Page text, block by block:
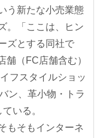
う新たな小売業態
。「ここは、ヒン
ズとする同社で
舗（FC店舗含む）
フスタイルショッ
ン、革小物・トラ
いる。
もそもインターネ